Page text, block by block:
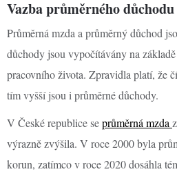
Vazba průměrného
Průměrná mzda a průměrný důchod
důchody jsou vypočítávány na
pracovního života. Zpravidla platí, že
tím vyšší jsou i průměrné důchody.
V České republice seprůměrná mzda
výrazně zvýšila. V roce 2000 byla
korun, zatímco v roce 2020 dosáhla